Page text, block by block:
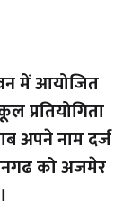
में आयोजित
प्रतियोगिता
अपने नाम दर्ज
को अजमेर